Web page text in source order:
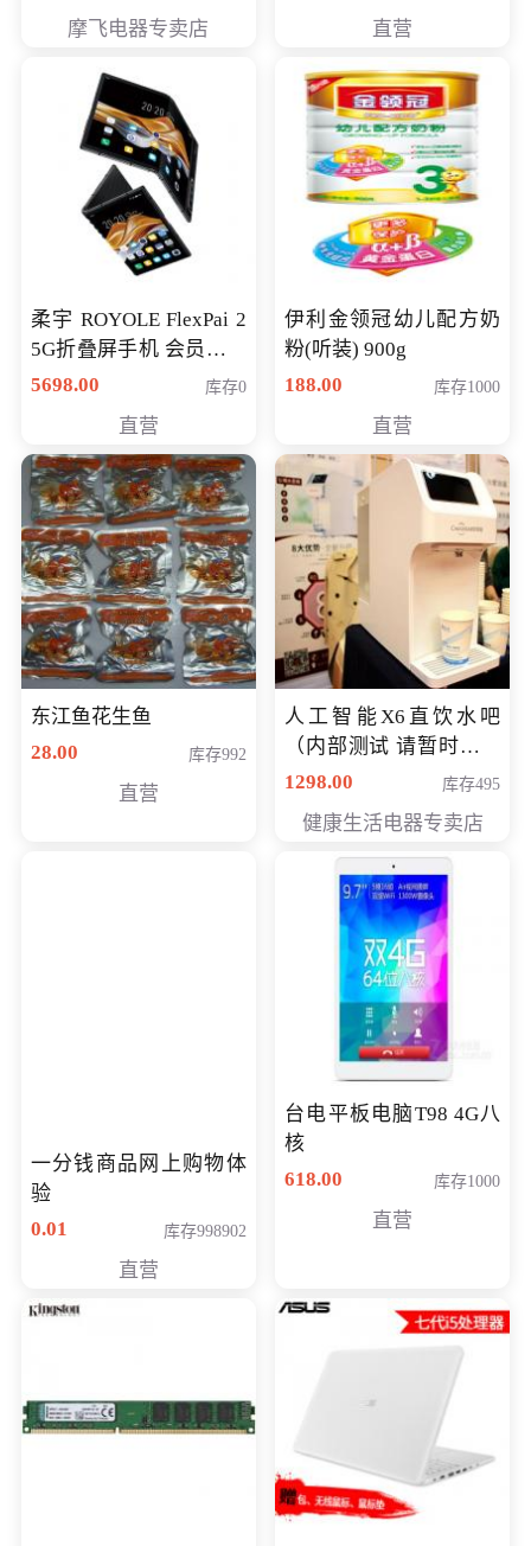
摩飞电器专卖店 直营
柔宇 ROYOLE FlexPai 2
5G折叠屏手机 会员专享
购买价格 4998元
5698.00 库存0
直营
伊利金领冠幼儿配方奶
粉(听装) 900g
188.00
库存1000
直营
东江鱼花生鱼
28.00
库存992
直营
人工智能X6直饮水吧
（内部测试 请暂时不要
购买）
1298.00 库存495
健康生活电器专卖店
一分钱商品网上购物体
验
0.01
库存998902
直营
台电平板电脑T98 4G八
核
618.00
库存1000
直营